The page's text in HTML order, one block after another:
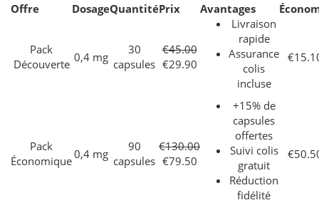
Offre
DosageQuantitéPrix Avantages
Pack
Découverte 0,4 mg
30
capsules
€45.00
€29.90
Livraison
rapide
Assurance
colis
incluse
Pack
Économique0,4 mg
90
capsules
€130.00
€79.50
+15% de
capsules
offertes
Suivi colis
gratuit
Réduction
fidélité